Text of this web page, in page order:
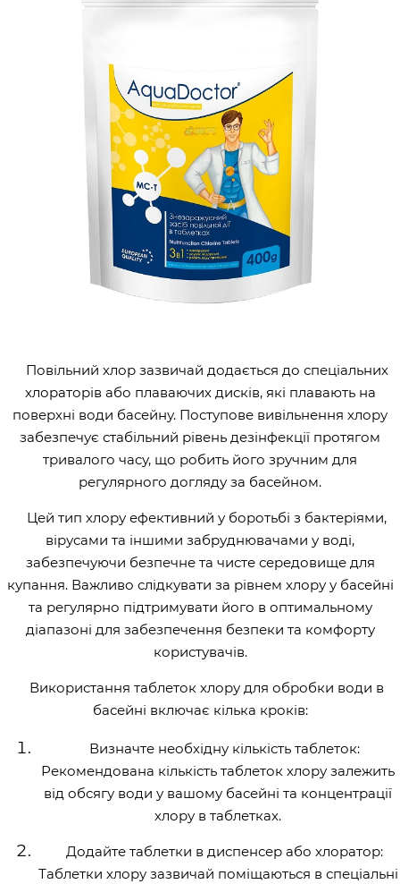
Повільний хлор зазвичай додається до спеціальних
хлораторів або плаваючих дисків, які плавають на
поверхні води басейну. Поступове вивільнення хлору
забезпечує стабільний рівень дезінфекції протягом
тривалого часу, що робить його зручним для
регулярного догляду за басейном.
Цей тип хлору ефективний у боротьбі з бактеріями,
вірусами та іншими забруднювачами у воді,
забезпечуючи безпечне та чисте середовище для
купання. Важливо слідкувати за рівнем хлору у басейні
та регулярно підтримувати його в оптимальному
діапазоні для забезпечення безпеки та комфорту
користувачів.
Використання таблеток хлору для обробки води в
басейні включає кілька кроків:
Визначте необхідну кількість таблеток:
Рекомендована кількість таблеток хлору залежить
від обсягу води у вашому басейні та концентрації
хлору в таблетках.
Додайте таблетки в диспенсер або хлоратор:
Таблетки хлору зазвичай поміщаються в спеціальні